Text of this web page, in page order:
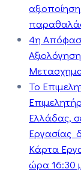
4η
Το
Ελλάδας,
Εργασίας
Κάρτα
ώρα 16:30